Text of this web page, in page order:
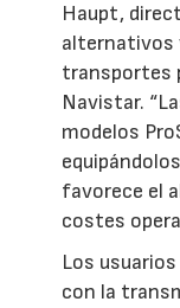
Haupt,
alternativos
transportes
Navistar.
modelos
favorece el
costes
Los
con la